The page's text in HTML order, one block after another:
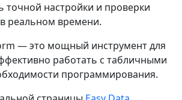
точной настройки и проверки
в реальном времени.
— это мощный инструмент для
работать с табличными
программирования.